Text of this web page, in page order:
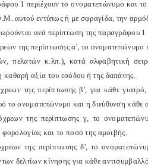
1 περιέχουν το ονοματεπώνυμο και
αυτού εντύπως ή με σφραγίδα, την
ανά περίπτωση της παραγράφου 1
της περίπτωσης α', το
πελατών κ.λπ.), κατά αλφαβητική
καθαρή αξία του εσόδου ή της δαπάνης.
της περίπτωσης β', για κάθε
το ονοματεπώνυμο και η διεύθυνση
της περίπτωσης γ, το
και το ποσό της αμοιβής.
της περίπτωσης δ', το
δελτίων κίνησης για κάθε